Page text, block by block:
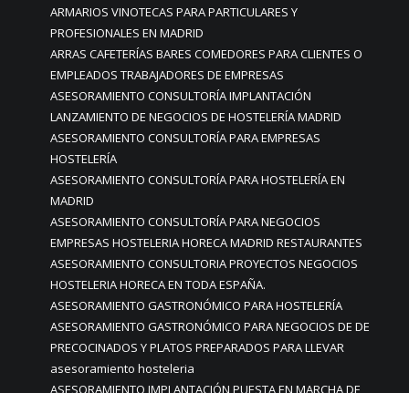
ARMARIOS VINOTECAS PARA PARTICULARES Y
PROFESIONALES EN MADRID
ARRAS CAFETERÍAS BARES COMEDORES PARA CLIENTES O
EMPLEADOS TRABAJADORES DE EMPRESAS
ASESORAMIENTO CONSULTORÍA IMPLANTACIÓN
LANZAMIENTO DE NEGOCIOS DE HOSTELERÍA MADRID
ASESORAMIENTO CONSULTORÍA PARA EMPRESAS
HOSTELERÍA
ASESORAMIENTO CONSULTORÍA PARA HOSTELERÍA EN
MADRID
ASESORAMIENTO CONSULTORÍA PARA NEGOCIOS
EMPRESAS HOSTELERIA HORECA MADRID RESTAURANTES
ASESORAMIENTO CONSULTORIA PROYECTOS NEGOCIOS
HOSTELERIA HORECA EN TODA ESPAÑA.
ASESORAMIENTO GASTRONÓMICO PARA HOSTELERÍA
ASESORAMIENTO GASTRONÓMICO PARA NEGOCIOS DE DE
PRECOCINADOS Y PLATOS PREPARADOS PARA LLEVAR
asesoramiento hosteleria
ASESORAMIENTO IMPLANTACIÓN PUESTA EN MARCHA DE